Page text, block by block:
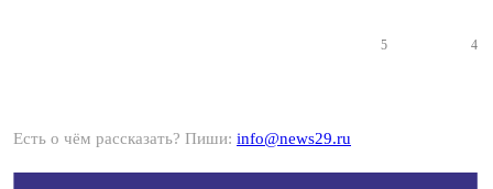
5 4
Есть о чём рассказать? Пиши: info@news29.ru